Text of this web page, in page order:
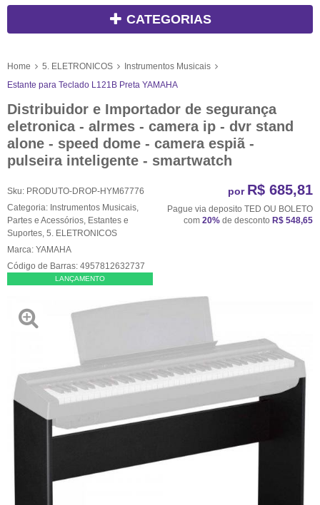
CATEGORIAS
Home 5. ELETRONICOS
Instrumentos Musicais
Estante para Teclado L121B Preta YAMAHA
Distribuidor e Importador de segurança
eletronica - alrmes - camera ip - dvr stand
alone - speed dome - camera espiã -
pulseira inteligente - smartwatch
Sku: PRODUTO-DROP-HYM67776
Categoria: Instrumentos Musicais
Partes e Acessórios Estantes e
Suportes 5. ELETRONICOS
Marca: YAMAHA
Código de Barras: 4957812632737
LANÇAMENTO
por R$ 685,81
Pague via deposito TED OU BOLETO
com 20% de desconto R$ 548,65